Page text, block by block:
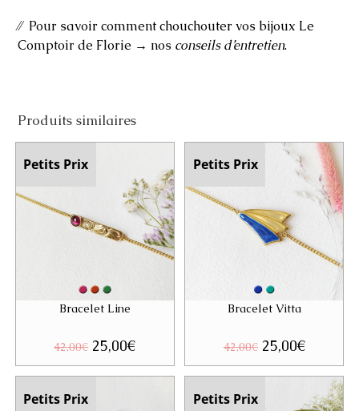
⁄⁄ Pour savoir comment chouchouter vos bijoux Le
Comptoir de Florie → nos conseils d’entretien.
Produits similaires
Petits Prix
Bracelet Line
42,00€ Le
prix
initial
était :
25,00€Le
actuel
est :
Petits Prix
Bracelet Vitta
42,00€ Le
prix
initial
était :
25,00€Le
prix
actuel
est :
25,00€.
Petits Prix Petits Prix